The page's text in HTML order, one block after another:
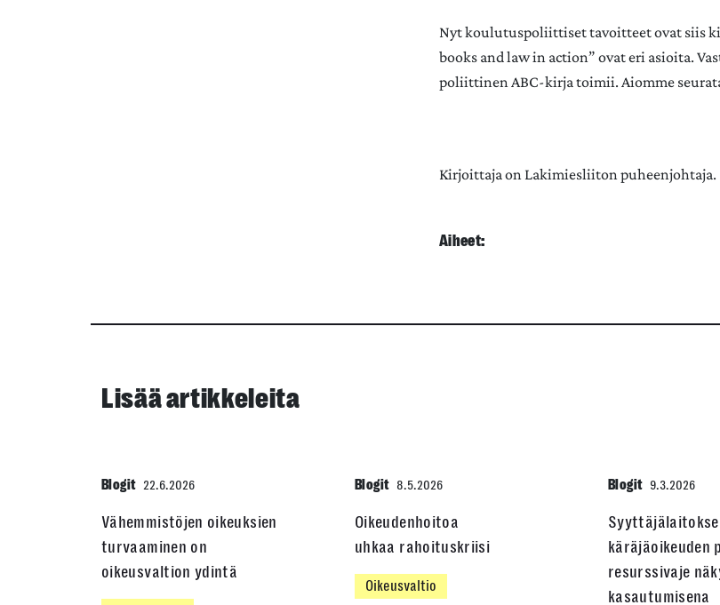
Nyt koulutuspoliittiset tavoitteet ovat siis
books and law in action” ovat eri asioita.
poliittinen ABC-kirja toimii. Aiomme
Kirjoittaja on Lakimiesliiton puheenjohtaja.
Aiheet:
Lisää artikkeleita
Blogit 22.6.2026
Vähemmistöjen oikeuksien
turvaaminen on
oikeusvaltion ydintä
Blogit 8.5.2026
Oikeudenhoitoa
uhkaa rahoituskriisi
Oikeusvaltio
Blogit 9.3.2026
käräjäoikeuden
resurssivaje
kasautumisena